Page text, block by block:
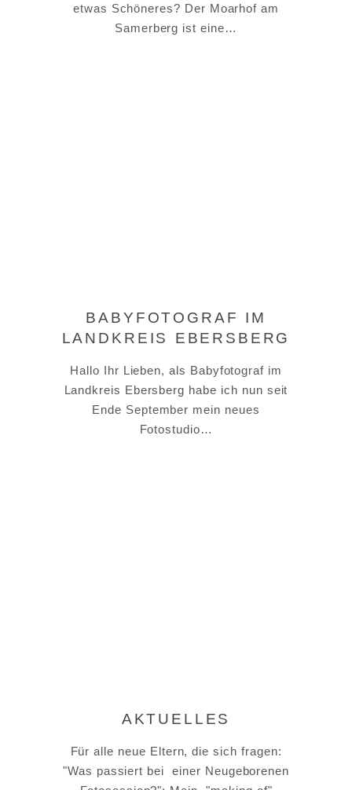
etwas Schöneres? Der Moarhof am
Samerberg ist eine…
BABYFOTOGRAF IM
LANDKREIS EBERSBERG
Hallo Ihr Lieben, als Babyfotograf im
Landkreis Ebersberg habe ich nun seit
Ende September mein neues
Fotostudio…
AKTUELLES
Für alle neue Eltern, die sich fragen:
"Was passiert bei einer Neugeborenen